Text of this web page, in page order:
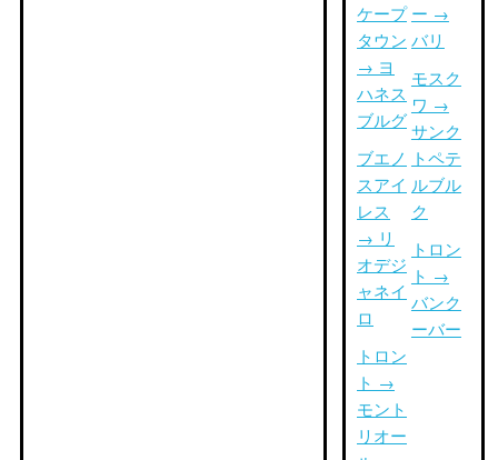
ケープ
タウン
→ ヨ
ハネス
ブルグ
ブエノ
スアイ
レス
→ リ
オデジ
ャネイ
ロ
トロン
ト →
モント
リオー
ー →
バリ
モスク
ワ →
サンク
トペテ
ルブル
ク
トロン
ト →
バンク
ーバー